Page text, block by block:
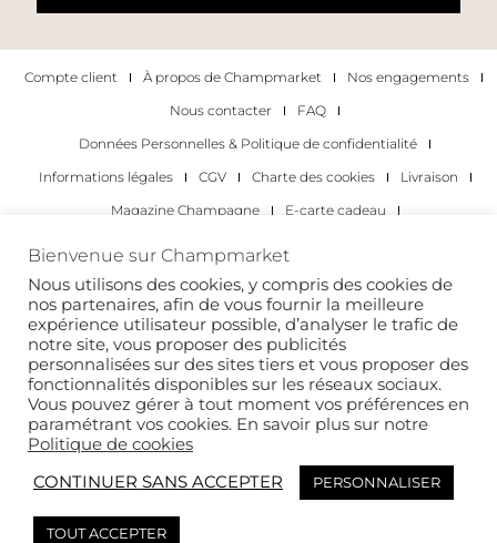
Compte client À propos de Champmarket
Nos engagements
Nous contacter
FAQ
Données Personnelles & Politique de confidentialité
Informations légales
CGV Charte des cookies
Livraison
Magazine Champagne
E-carte cadeau
Les occasions pour déguster du champagne
Pour les particuliers
Pour les entreprises
Copyright 2022 © tous droits réservés. Champmarket.
Bienvenue sur Champmarket
Nous utilisons des cookies, y compris des cookies de
nos partenaires, afin de vous fournir la meilleure
expérience utilisateur possible, d’analyser le trafic de
notre site, vous proposer des publicités
personnalisées sur des sites tiers et vous proposer des
fonctionnalités disponibles sur les réseaux sociaux.
Vous pouvez gérer à tout moment vos préférences en
paramétrant vos cookies. En savoir plus sur notre
Politique de cookies
CONTINUER SANS ACCEPTER
PERSONNALISER
TOUT ACCEPTER